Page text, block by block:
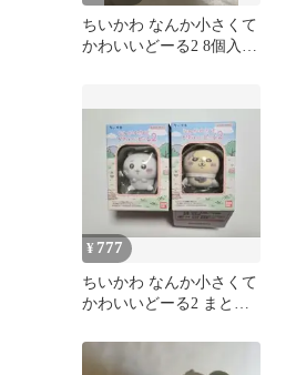
ちいかわ なんか小さくて
かわいいどーる2 8個入り
¥ 777
ちいかわ なんか小さくて
かわいいどーる2 まとめ